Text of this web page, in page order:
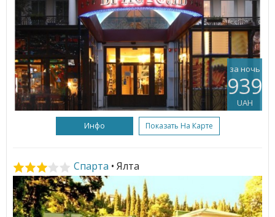
за ночь
939
UAH
Инфо Показать На Карте
Спарта • Ялта